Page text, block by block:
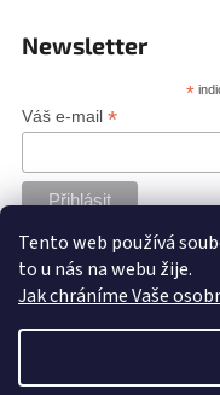
Tento web používá
to u nás na webu žije.
Jak chráníme Vaše
Newsletter
*
Váš e-mail *